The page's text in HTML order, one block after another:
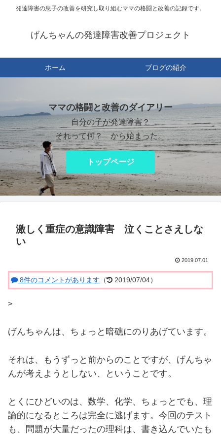
発達障害の息子の改善を研究し取り組むママの格闘と改善の記録です。
げんちゃんの発達障害改善プロジェクト
ホーム ブログの紹介
ママの格闘と改善のダイアリー
自分の子が発達障害？
それって何？ から始まった。
トップページ
激しく重症の意識障害 泣くことさえしな
い
2019.07.01
8件のコメントがあります （ 2019/07/04）
>
げんちゃんは、ちょっと暗礁にのりあげています。
それは、もうずっと前からのことですが、げんちゃ
んが考えようとしない、ということです。
とくにひどいのは、数学、化学、ちょっとでも、理
論的になるところは完全に逃げます。今回のテスト
も、問題が大量だったの理科は、書き込んでいたも